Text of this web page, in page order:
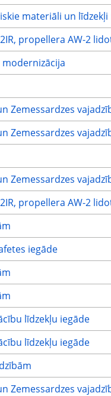
materiāli un
propellera AW-2
Zemessardzes
Zemessardzes
Zemessardzes
propellera AW-2
iegāde
līdzekļu iegāde
līdzekļu iegāde
Zemessardzes